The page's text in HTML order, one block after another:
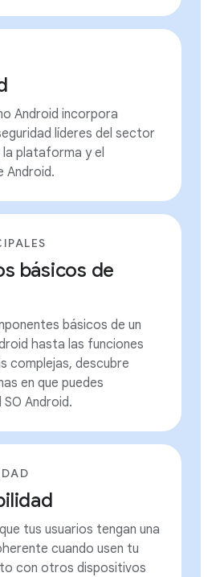
Android incorpora
líderes del sector
plataforma y el
Android.
básicos de
básicos de un
hasta las funciones
complejas, descubre
en que puedes
Android.
tus usuarios tengan una
cuando usen tu
con otros dispositivos